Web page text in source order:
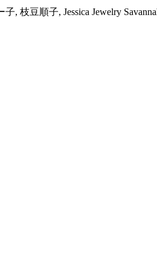
, 枝豆順子, Jessica Jewelry